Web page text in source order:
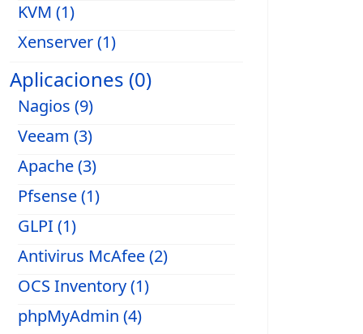
KVM (1)
Xenserver (1)
Aplicaciones (0)
Nagios (9)
Veeam (3)
Apache (3)
Pfsense (1)
GLPI (1)
Antivirus McAfee (2)
OCS Inventory (1)
phpMyAdmin (4)